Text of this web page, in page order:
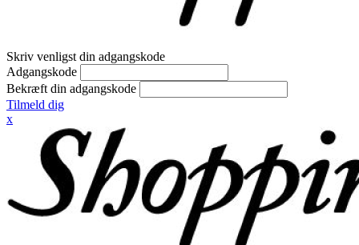
Skriv venligst din adgangskode
Adgangskode
Bekræft din adgangskode
Tilmeld dig
x